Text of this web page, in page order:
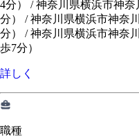
4分）
/神奈川県横浜市神
分）
/神奈川県横浜市神奈
分）
/神奈川県横浜市神奈
歩7分）
詳しく
職種